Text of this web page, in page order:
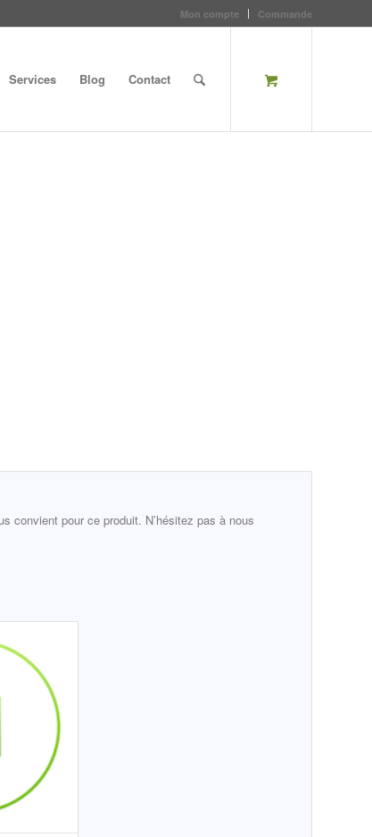
Mon compte Commande
Services Blog Contact
convient pour ce produit. N’hésitez pas à nous